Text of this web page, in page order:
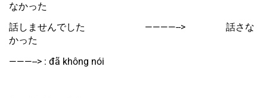
なかった
話しませんでした　　　　　　 ————-->　　　　 話さな
かった
———--> : đã không nói